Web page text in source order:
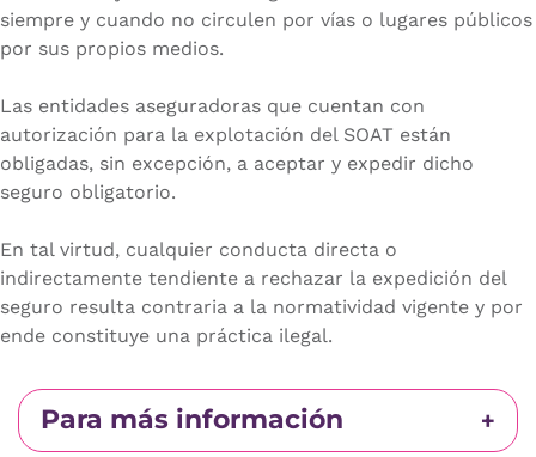
siempre y cuando no circulen por vías o lugares públicos
por sus propios medios.
Las entidades aseguradoras que cuentan con
autorización para la explotación del SOAT están
obligadas, sin excepción, a aceptar y expedir dicho
seguro obligatorio.
En tal virtud, cualquier conducta directa o
indirectamente tendiente a rechazar la expedición del
seguro resulta contraria a la normatividad vigente y por
ende constituye una práctica ilegal.
Para más información